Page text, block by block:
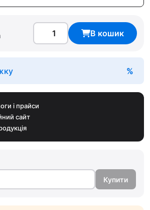
В кошик
і прайси
сайт
Купити